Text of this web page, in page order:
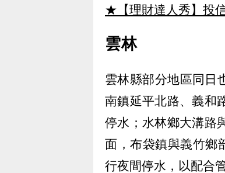
★【理財達人秀】投
雲林
雲林縣部分地區同日
南鎮延平北路、義和
停水；水林鄉大溝路
面，布袋鎮與義竹鄉
行夜間停水，以配合